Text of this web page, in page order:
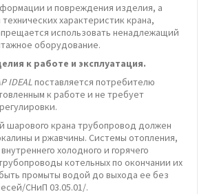
и повреждения изделия, а
характеристик крана,
использовать ненадлежащий
оборудование.
к работе и эксплуатация.
IDEALпоставляется потребителю
к работе и не требует
шарового крана трубопровод должен
и ржавчины. Системы отопления,
холодного и горячего
котельных по окончании их
промыты водой до выхода ее без
СНиП 03.05.01/.